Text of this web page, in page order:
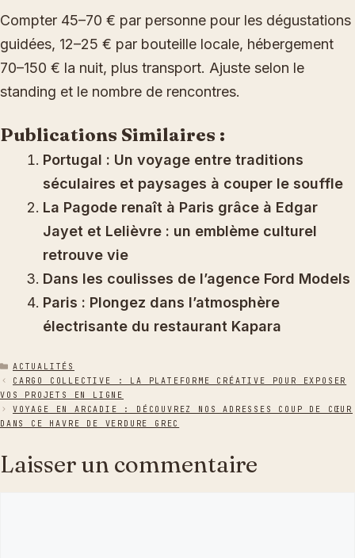
Compter 45–70 € par personne pour les dégustations
guidées, 12–25 € par bouteille locale, hébergement
70–150 € la nuit, plus transport. Ajuste selon le
standing et le nombre de rencontres.
Publications Similaires :
Portugal : Un voyage entre traditions
séculaires et paysages à couper le souffle
La Pagode renaît à Paris grâce à Edgar
Jayet et Lelièvre : un emblème culturel
retrouve vie
Dans les coulisses de l’agence Ford Models
Paris : Plongez dans l’atmosphère
électrisante du restaurant Kapara
CATÉGORIES
ACTUALITÉS
CARGO COLLECTIVE : LA PLATEFORME CRÉATIVE POUR EXPOSER
VOS PROJETS EN LIGNE
VOYAGE EN ARCADIE : DÉCOUVREZ NOS ADRESSES COUP DE CŒUR
DANS CE HAVRE DE VERDURE GREC
Laisser un commentaire